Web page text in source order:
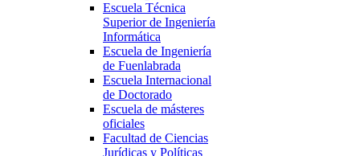
Escuela Técnica
Superior de Ingeniería
Informática
Escuela de Ingeniería
de Fuenlabrada
Escuela Internacional
de Doctorado
Escuela de másteres
oficiales
Facultad de Ciencias
Jurídicas y Políticas